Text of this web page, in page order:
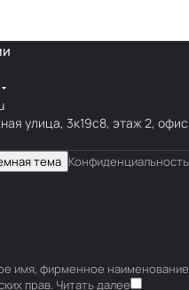
улица, 3к19с8, этаж 2, офис
тема Конфиденциальность
имя, фирменное наименование
прав. Читать далее